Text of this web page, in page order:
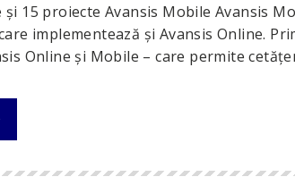
şi 15 proiecte Avansis Mobile Avansis
implementează şi Avansis Online.
Online şi Mobile – care permite